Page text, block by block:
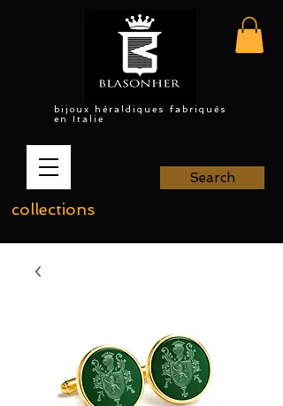
bijoux héraldiques fabriqués
en Italie
collections
Search